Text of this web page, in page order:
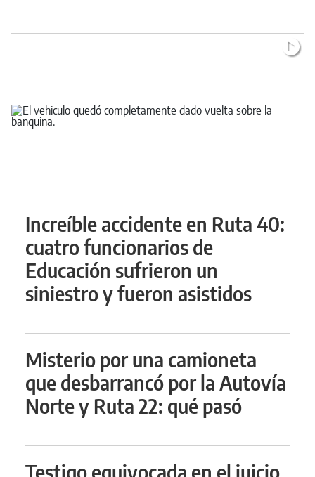
Increíble accidente en Ruta 40:
cuatro funcionarios de
Educación sufrieron un
siniestro y fueron asistidos
Misterio por una camioneta
que desbarrancó por la Autovía
Norte y Ruta 22: qué pasó
Testigo equivocada en el juicio